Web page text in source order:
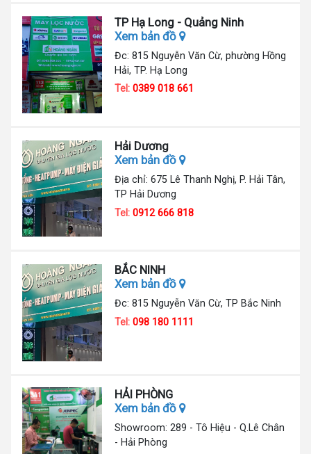
TP Hạ Long - Quảng Ninh
Xem bản đồ
Đc: 815 Nguyễn Văn Cừ, phường Hồng
Hải, TP. Hạ Long
Tel:0389 018 661
Hải Dương
Xem bản đồ
Địa chỉ: 675 Lê Thanh Nghị, P. Hải Tân,
TP Hải Dương
Tel:0912 666 818
BẮC NINH
Xem bản đồ
Đc: 815 Nguyễn Văn Cừ, TP Bắc Ninh
Tel:098 180 1111
HẢI PHÒNG
Xem bản đồ
Showroom: 289 - Tô Hiệu - Q.Lê Chân
- Hải Phòng